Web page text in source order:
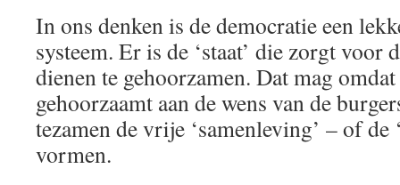
In ons denken is de democratie een
systeem. Er is de ‘staat’ die zorgt voor
dienen te gehoorzamen. Dat mag
gehoorzaamt aan de wens van de
tezamen de vrije ‘samenleving’ – of de
vormen.